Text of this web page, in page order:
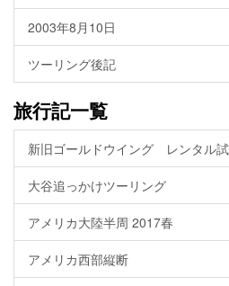
2003年8月10日
ツーリング後記
旅行記一覧
新旧ゴールドウイング レンタル
大谷追っかけツーリング
アメリカ大陸半周 2017春
アメリカ西部縦断